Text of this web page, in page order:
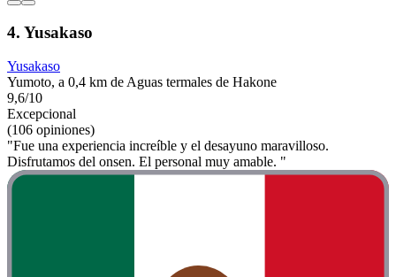
4. Yusakaso
Yusakaso
Yumoto, a 0,4 km de Aguas termales de Hakone
9,6/10
Excepcional
(106 opiniones)
"Fue una experiencia increíble y el desayuno maravilloso.
Disfrutamos del onsen. El personal muy amable. "